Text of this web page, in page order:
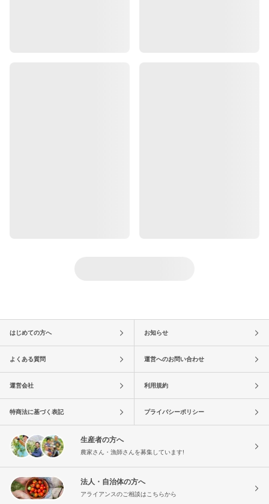
はじめての方へ お知らせ
よくある質問 運営へのお問い合わせ
運営会社 利用規約
特商法に基づく表記 プライバシーポリシー
生産者の方へ
農家さん・漁師さんを募集しています!
法人・自治体の方へ
アライアンスのご相談はこちらから